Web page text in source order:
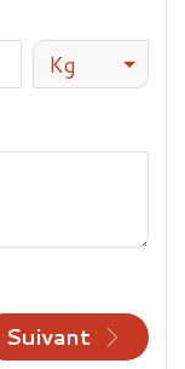
Kg
Suivant